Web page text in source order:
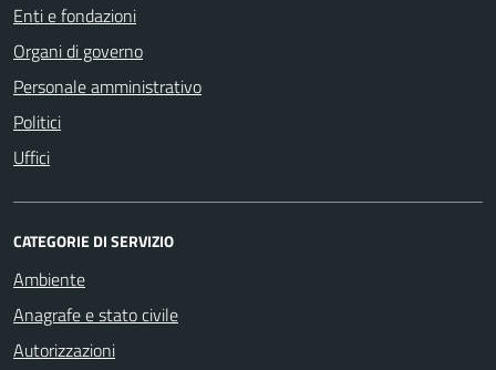
Enti e fondazioni
Organi di governo
Personale amministrativo
Politici
Uffici
CATEGORIE DI SERVIZIO
Ambiente
Anagrafe e stato civile
Autorizzazioni